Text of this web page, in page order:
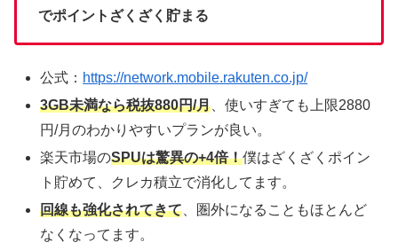
でポイントざくざく貯まる
公式： https://network.mobile.rakuten.co.jp/
3GB未満なら税抜880円/月 、使いすぎても上限2880
円/月のわかりやすいプランが良い。
楽天市場のSPUは驚異の+4倍！僕はざくざくポイン
ト貯めて、クレカ積立で消化してます。
回線も強化されてきて 、圏外になることもほとんど
なくなってます。